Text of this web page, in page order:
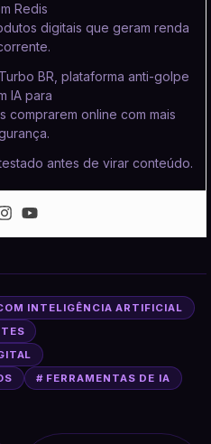
Redis
digitais que geram renda
BR, plataforma anti-golpe
IA para
comprarem online com mais
antes de virar conteúdo.
INTELIGÊNCIA ARTIFICIAL
# FERRAMENTAS DE IA